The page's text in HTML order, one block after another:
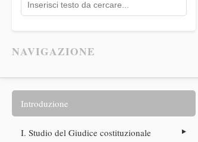
NAVIGAZIONE
Introduzione
I. Studio del Giudice costituzionale